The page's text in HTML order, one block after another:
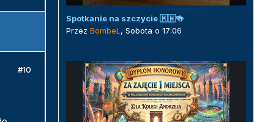
#10
Spotkanie na szczycie 🇲🇼🍻
Przez BombeL , Sobota o 17:06